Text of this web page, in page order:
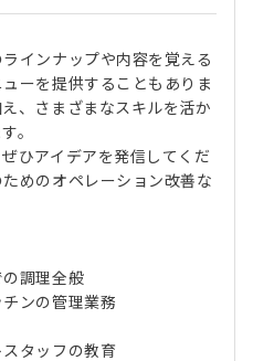
インナップや内容を覚える
ーを提供することもありま
、さまざまなスキルを活か
。
ひアイデアを発信してくだ
めのオペレーション改善な
の調理全般
ンの管理業務
タッフの教育